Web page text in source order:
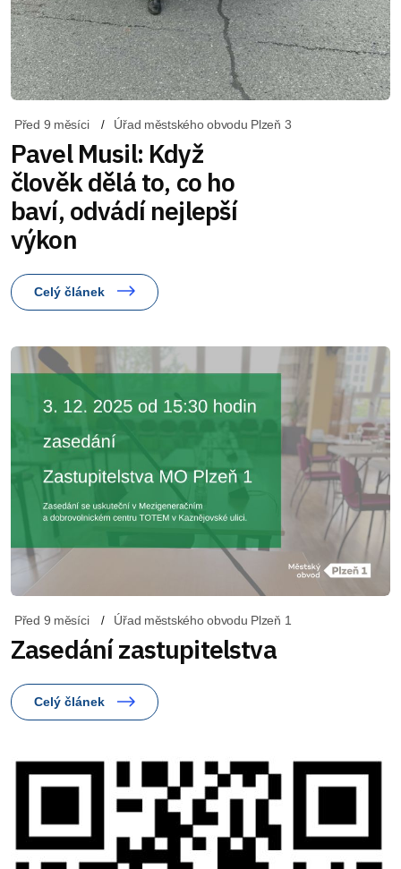
Před 9 měsíci Úřad městského obvodu Plzeň 3
Pavel Musil: Když
člověk dělá to, co ho
baví, odvádí nejlepší
výkon
Celý článek
Před 9 měsíci Úřad městského obvodu Plzeň 1
Zasedání zastupitelstva
Celý článek